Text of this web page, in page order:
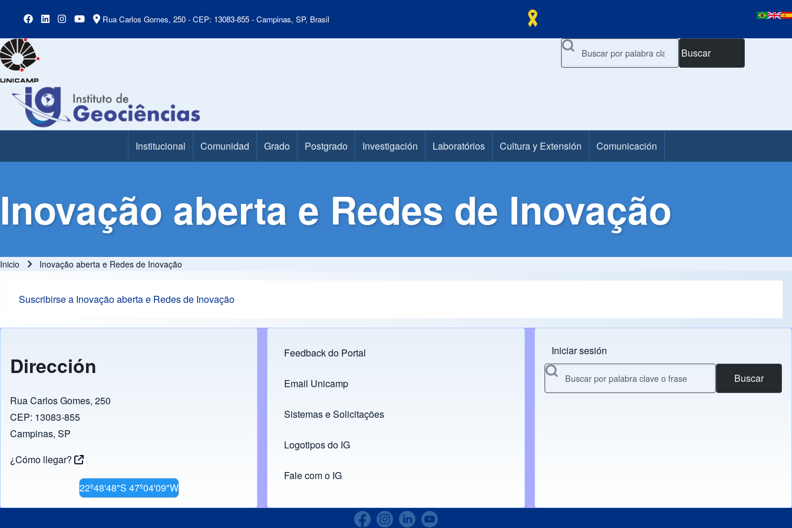
Rua Carlos Gomes, 250 - CEP: 13083-855 - Campinas, SP, Brasil
Buscar
Main Menu Institucional Comunidad Grado Postgrado Investigación Laboratórios Cultura y Extensión Comunicación
Inovação aberta e Redes de Inovação
Inicio Inovação aberta e Redes de Inovação
Suscribirse a Inovação aberta e Redes de Inovação
Dirección
Rua Carlos Gomes, 250
CEP: 13083-855
Campinas, SP
¿Cómo llegar?
22º48'48"S 47º04'09"W
Footer menu
Feedback do Portal
Links
Email Unicamp
(opens in new tab)
Sistemas e Solicitações
(opens in new tab)
Logotipos do IG
(opens in new tab)
Fale com o IG
Menu do usuário
Iniciar sesión
Buscar